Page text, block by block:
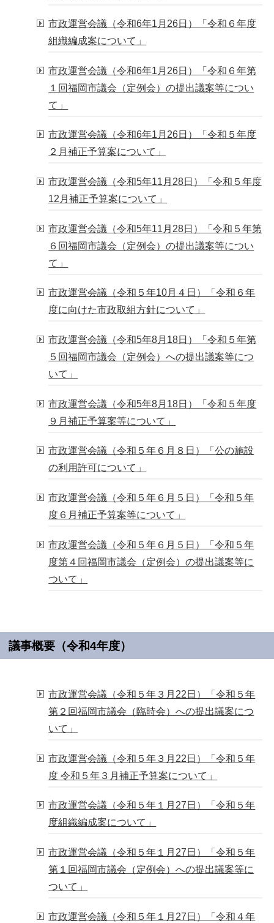
市政運営会議（令和6年1月26日）「令和６年度
組織編成案について」
市政運営会議（令和6年1月26日）「令和６年第
１回福岡市議会（定例会）の提出議案等につい
て」
市政運営会議（令和6年1月26日）「令和５年度
２月補正予算案について」
市政運営会議（令和5年11月28日）「令和５年度
12月補正予算案について」
市政運営会議（令和5年11月28日）「令和５年第
６回福岡市議会（定例会）の提出議案等につい
て」
市政運営会議（令和５年10月４日）「令和６年
度に向けた市政取組方針について」
市政運営会議（令和5年8月18日）「令和５年第
５回福岡市議会（定例会）への提出議案等につ
いて」
市政運営会議（令和5年8月18日）「令和５年度
９月補正予算案等について」
市政運営会議（令和５年６月８日）「公の施設
の利用許可について」
市政運営会議（令和５年６月５日）「令和５年
度６月補正予算案等について」
市政運営会議（令和５年６月５日）「令和５年
度第４回福岡市議会（定例会）の提出議案等に
ついて」
議事概要（令和4年度）
市政運営会議（令和５年３月22日）「令和５年
第２回福岡市議会（臨時会）への提出議案につ
いて」
市政運営会議（令和５年３月22日）「令和５年
度 令和５年３月補正予算案について」
市政運営会議（令和５年１月27日）「令和５年
度組織編成案について」
市政運営会議（令和５年１月27日）「令和５年
第１回福岡市議会（定例会）への提出議案等に
ついて」
市政運営会議（令和５年１月27日）「令和４年